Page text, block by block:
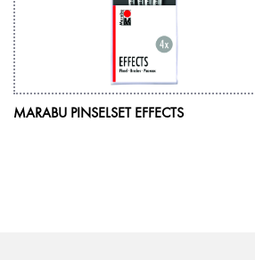
MARABU PINSELSET EFFECTS